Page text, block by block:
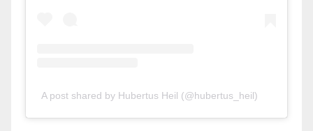
A post shared by Hubertus Heil (@hubertus_heil)